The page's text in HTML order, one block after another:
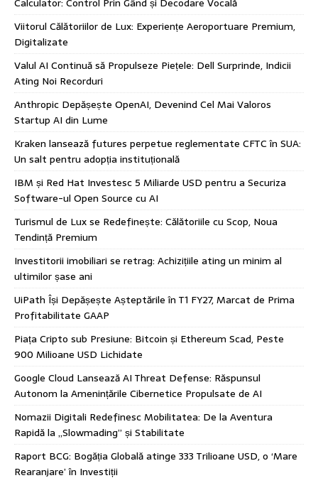
Viitorul Călătoriilor de Lux: Experiențe Aeroportuare Premium,
Digitalizate
Valul AI Continuă să Propulseze Piețele: Dell Surprinde, Indicii
Ating Noi Recorduri
Anthropic Depășește OpenAI, Devenind Cel Mai Valoros
Startup AI din Lume
Kraken lansează futures perpetue reglementate CFTC în SUA:
Un salt pentru adopția instituțională
IBM și Red Hat Investesc 5 Miliarde USD pentru a Securiza
Software-ul Open Source cu AI
Turismul de Lux se Redefinește: Călătoriile cu Scop, Noua
Tendință Premium
Investitorii imobiliari se retrag: Achizițiile ating un minim al
ultimilor șase ani
UiPath Își Depășește Așteptările în T1 FY27, Marcat de Prima
Profitabilitate GAAP
Piața Cripto sub Presiune: Bitcoin și Ethereum Scad, Peste
900 Milioane USD Lichidate
Google Cloud Lansează AI Threat Defense: Răspunsul
Autonom la Amenințările Cibernetice Propulsate de AI
Nomazii Digitali Redefinesc Mobilitatea: De la Aventura
Rapidă la „Slowmading” și Stabilitate
Raport BCG: Bogăția Globală atinge 333 Trilioane USD, o ‘Mare
Rearanjare’ în Investiții